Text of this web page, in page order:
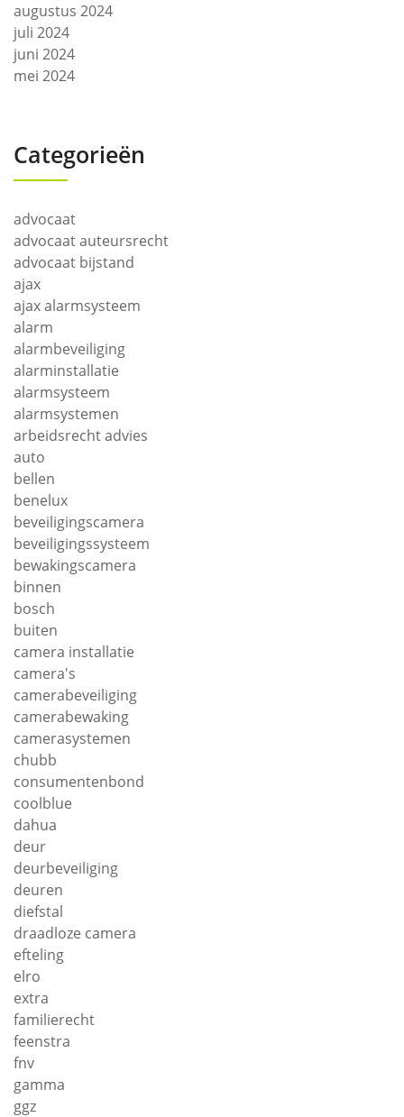
augustus 2024
juli 2024
juni 2024
mei 2024
Categorieën
advocaat
advocaat auteursrecht
advocaat bijstand
ajax
ajax alarmsysteem
alarm
alarmbeveiliging
alarminstallatie
alarmsysteem
alarmsystemen
arbeidsrecht advies
auto
bellen
benelux
beveiligingscamera
beveiligingssysteem
bewakingscamera
binnen
bosch
buiten
camera installatie
camera's
camerabeveiliging
camerabewaking
camerasystemen
chubb
consumentenbond
coolblue
dahua
deur
deurbeveiliging
deuren
diefstal
draadloze camera
efteling
elro
extra
familierecht
feenstra
fnv
gamma
ggz